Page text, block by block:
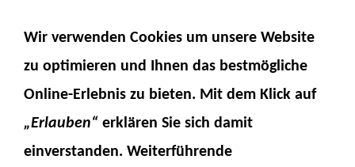
Wir verwenden Cookies um unsere Website
zu optimieren und Ihnen das bestmögliche
Online-Erlebnis zu bieten. Mit dem Klick auf
„Erlauben“ erklären Sie sich damit
einverstanden. Weiterführende